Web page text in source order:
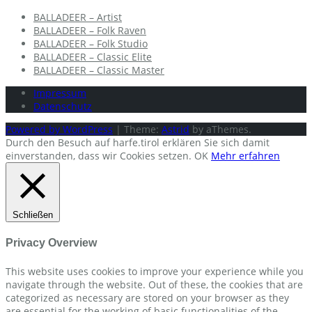
BALLADEER – Artist
BALLADEER – Folk Raven
BALLADEER – Folk Studio
BALLADEER – Classic Elite
BALLADEER – Classic Master
Impressum
Datenschutz
Powered by WordPress | Theme: Astrid by aThemes.
Durch den Besuch auf harfe.tirol erklären Sie sich damit
einverstanden, dass wir Cookies setzen. OK Mehr erfahren
Schließen
Privacy Overview
This website uses cookies to improve your experience while you
navigate through the website. Out of these, the cookies that are
categorized as necessary are stored on your browser as they